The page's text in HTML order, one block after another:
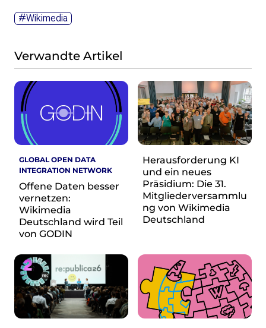
Wikimedia Deutschland wird 20!
Featured
Wikipedia
Wikidata
Wikimedia Commons
Initiativen für freies Wisses
Bündnis Freie Bildung
Das ABC des Freien Wissens
Das WikiLibrary Manifest
GLAM – Kultur- und Gedächtnisinstitutionen
Lizenzhinweisgenerator
Monsters of Law
Offene Kulturdaten
Projekt Technische Wünsche
re•shape
Verschlusssache Prüfung
Wissen. Macht. Gerechtigkeit.
#Wikimedia
Verwandte Artikel
GLOBAL OPEN DATA
INTEGRATION NETWORK
Offene Daten besser
vernetzen:
Wikimedia
Deutschland wird Teil
von GODIN
Herausforderung KI
und ein neues
Präsidium: Die 31.
Mitgliederversammlu
ng von Wikimedia
Deutschland